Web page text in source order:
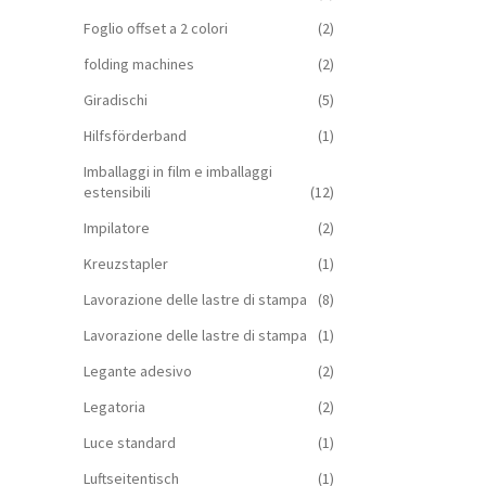
Foglio offset a 2 colori
(2)
folding machines
(2)
Giradischi
(5)
Hilfsförderband
(1)
Imballaggi in film e imballaggi
estensibili
(12)
Impilatore
(2)
Kreuzstapler
(1)
Lavorazione delle lastre di stampa
(8)
Lavorazione delle lastre di stampa
(1)
Legante adesivo
(2)
Legatoria
(2)
Luce standard
(1)
Luftseitentisch
(1)